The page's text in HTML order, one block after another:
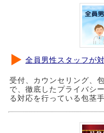
全員男性スタッフが対
受付、カウンセリング、
で、徹底したプライバシ
る対応を行っている包茎